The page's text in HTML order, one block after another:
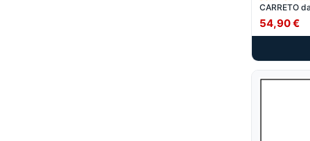
CARRETO
54,90€